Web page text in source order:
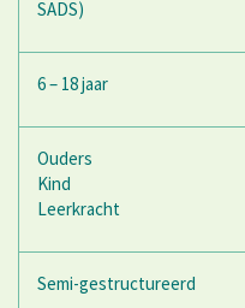
SADS)
6 – 18 jaar
Ouders
Kind
Leerkracht
Semi-gestructureerd